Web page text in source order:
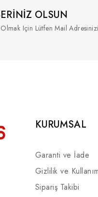
OLSUN
Olmak Için Lütfen Mail Adresinizi
KURUMSAL
Garanti ve İade
Gizlilik ve
Sipariş Takibi